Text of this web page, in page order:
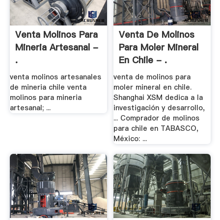
Venta Molinos Para
Mineria Artesanal -
.
venta molinos artesanales
de mineria chile venta
molinos para mineria
artesanal; ...
Venta De Molinos
Para Moler Mineral
En Chile - .
venta de molinos para
moler mineral en chile.
Shanghai XSM dedica a la
investigación y desarrollo,
... Comprador de molinos
para chile en TABASCO,
México: ...